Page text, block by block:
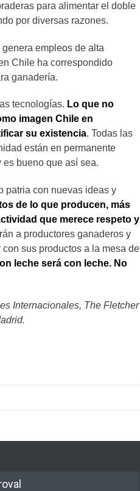
para alimentar el doble
por diversas razones.
empleos de alta
Chile ha correspondido
ganadería.
tecnologías. Lo que no
imagen Chile en
su existencia. Todas las
están en permanente
bueno que así sea.
patria con nuevas ideas y
de lo que producen, más
que merece respeto y
a productores ganaderos y
sus productos a la mesa de
leche será con leche. No
Internacionales, The Fletcher